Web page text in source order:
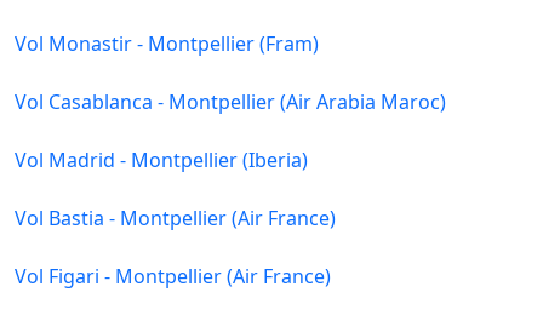
Vol Monastir - Montpellier (Fram)
Vol Casablanca - Montpellier (Air Arabia Maroc)
Vol Madrid - Montpellier (Iberia)
Vol Bastia - Montpellier (Air France)
Vol Figari - Montpellier (Air France)